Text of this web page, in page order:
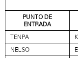
PUNTO DE
ENTRADA
TENPA
NELSO